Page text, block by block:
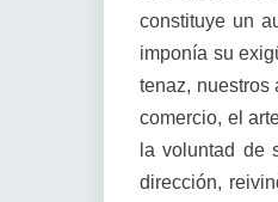
constituye un
imponía su
tenaz, nuestros
comercio, el
la voluntad de
dirección,